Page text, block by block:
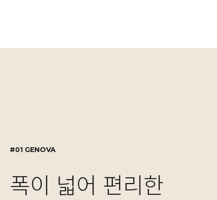
#01 GENOVA
폭이 넓어 편리한
#02 GENOVA
실용적인 수납 설계,
#03 MOTION DESK
자유로운 높이 조절
#01 GENOVA
폭이 넓어 편리한